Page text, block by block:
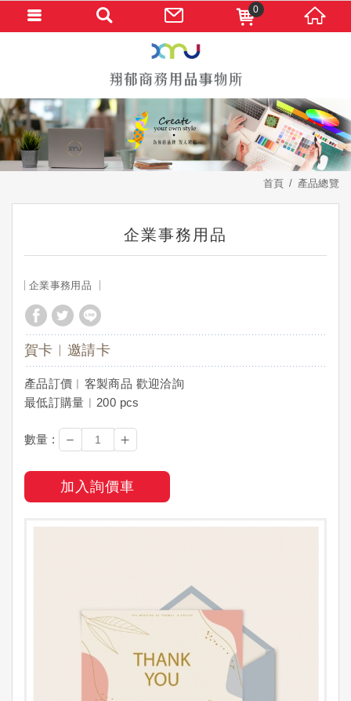
首頁 產品總覽
企業事務用品
企業事務用品
賀卡︱邀請卡
產品訂價︱客製商品 歡迎洽詢
最低訂購量︱200 pcs
數量 : － ＋
加入詢價車
0